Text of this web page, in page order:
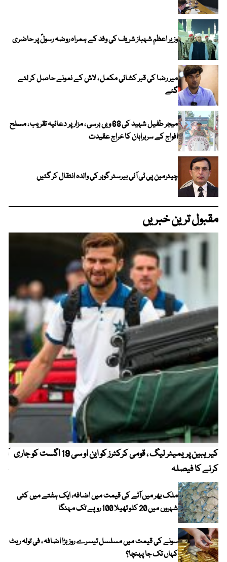
وزیر اعظم شہباز شریف کی وفد کے ہمراہ روضہ رسولؐ پر حاضری
میر رضا کی قبر کشائی مکمل ، لاش کے نمونے حاصل کر لئے
گئے
میجر طفیل شہید کی 68 ویں برسی ، مزار پر دعائیہ تقریب ، مسلح
افواج کے سربراہان کا خراج عقیدت
چیئرمین پی ٹی آئی بیرسٹر گوہر کی والدہ انتقال کر گئیں
مقبول ترین خبریں
کیریبین پریمیئر لیگ ، قومی کرکٹرز کو این او سی 19 اگست کو جاری
کرنے کا فیصلہ
ملک بھر میں آٹے کی قیمت میں اضافہ، ایک ہفتے میں کئی
شہروں میں 20 کلو تھیلا 100 روپے تک مہنگا
سونے کی قیمت میں مسلسل تیسرے روز بڑا اضافہ ، فی تولہ ریٹ
کہاں تک جا پہنچا؟